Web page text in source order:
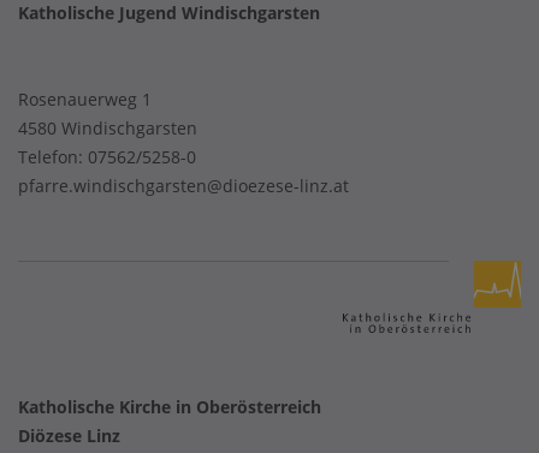
Katholische Jugend Windischgarsten
Rosenauerweg 1
4580 Windischgarsten
Telefon: 07562/5258-0
pfarre.windischgarsten@dioezese-linz.at
Katholische Kirche in Oberösterreich
Diözese Linz